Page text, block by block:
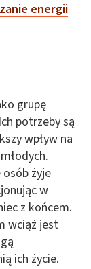
energii
grupę
potrzeby są
wpływ na
żyje
w
z końcem.
wciąż jest
ich życie.